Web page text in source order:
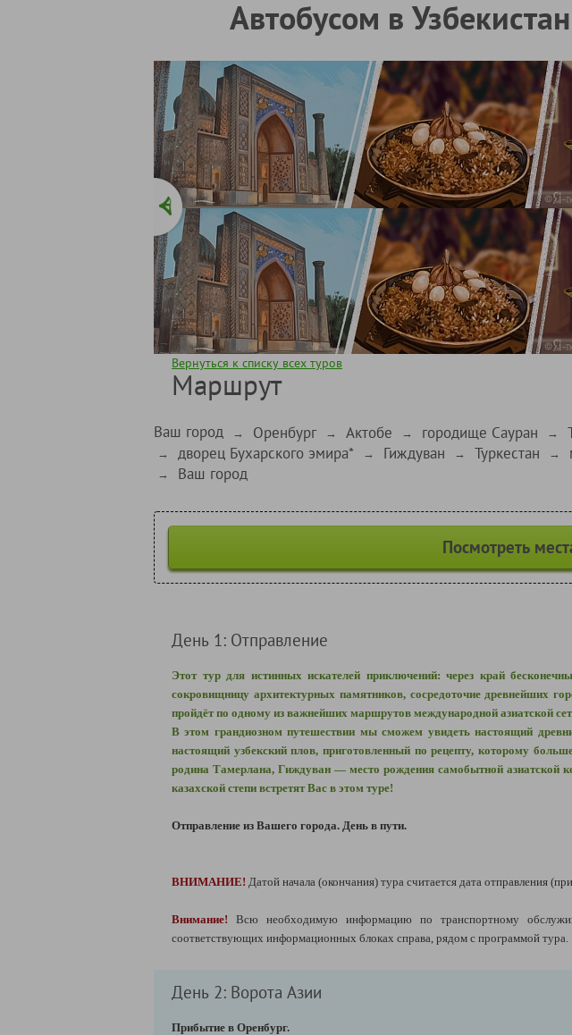
Автобусом в
Вернуться к списку всех туров
Маршрут
Ваш город → Оренбург → Актобе → городище Сауран →
→ дворец Бухарского эмира* → Гиждуван → Туркестан →
→ Ваш город
Посмотреть
День 1: Отправление
Этот тур для истинных искателей приключений: через край
сокровищницу архитектурных памятников, сосредоточие древнейших
пройдёт по одному из важнейших маршрутов международной азиатской
В этом грандиозном путешествии мы сможем увидеть настоящий
настоящий узбекский плов, приготовленный по рецепту, которому
родина Тамерлана, Гиждуван — место рождения самобытной азиатской
казахской степи встретят Вас в этом туре!
Отправление из Вашего города. День в пути.
ВНИМАНИЕ! Датой начала (окончания) тура считается дата отправления
Внимание! Всю необходимую информацию по транспортному
соответствующих информационных блоках справа, рядом с программой тура.
День 2: Ворота Азии
Прибытие в Оренбург.